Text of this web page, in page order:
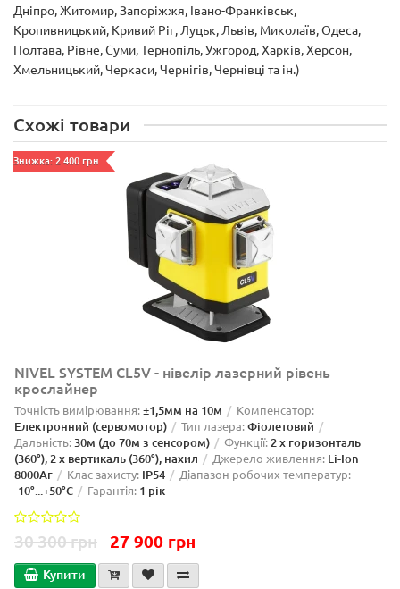
Дніпро, Житомир, Запоріжжя, Івано-Франківськ,
Кропивницький, Кривий Ріг, Луцьк, Львів, Миколаїв, Одеса,
Полтава, Рівне, Суми, Тернопіль, Ужгород, Харків, Херсон,
Хмельницький, Черкаси, Чернігів, Чернівці та ін.)
Схожі товари
Знижка: 2 400 грн
NIVEL SYSTEM CL5V - нівелір лазерний рівень
крослайнер
Точність вимірювання:±1,5мм на 10м Компенсатор:
Електронний (сервомотор) Тип лазера:Фіолетовий
Дальність:30м (до 70м з сенсором) Функції:2 x горизонталь
(360°), 2 x вертикаль (360°), нахил
Джерело живлення: Li-Ion
8000Aг
Клас захисту: IP54 Діапазон робочих температур:
-10°...+50°C Гарантія: 1 рік
30 300 грн 27 900 грн
Купити